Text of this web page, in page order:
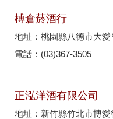
榑倉菸酒行
地址：桃園縣八德市大
電話：(03)367-3505
正泓洋酒有限公司
地址：新竹縣竹北市博愛